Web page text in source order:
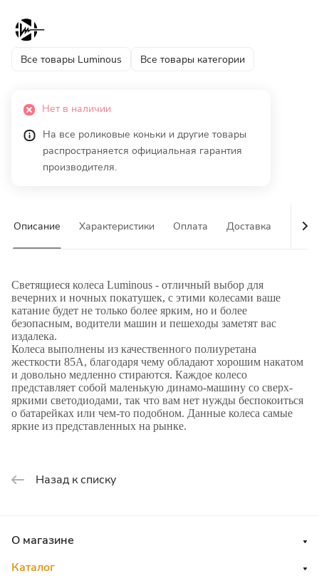
Все товары Luminous Все товары категории
Нет в наличии
На все роликовые коньки и другие товары
распространяется официальная гарантия
производителя.
Описание Характеристики Оплата Доставка
Светящиеся колеса Luminous - отличный выбор для
вечерних и ночных покатушек, с этими колесами ваше
катание будет не только более ярким, но и более
безопасным, водители машин и пешеходы заметят вас
издалека.
Колеса выполнены из качественного полиуретана
жесткости 85А, благодаря чему обладают хорошим накатом
и довольно медленно стираются. Каждое колесо
представляет собой маленькую динамо-машину со сверх-
яркими светодиодами, так что вам нет нужды беспокоиться
о батарейках или чем-то подобном. Данные колеса самые
яркие из представленных на рынке.
Назад к списку
О магазине
Каталог